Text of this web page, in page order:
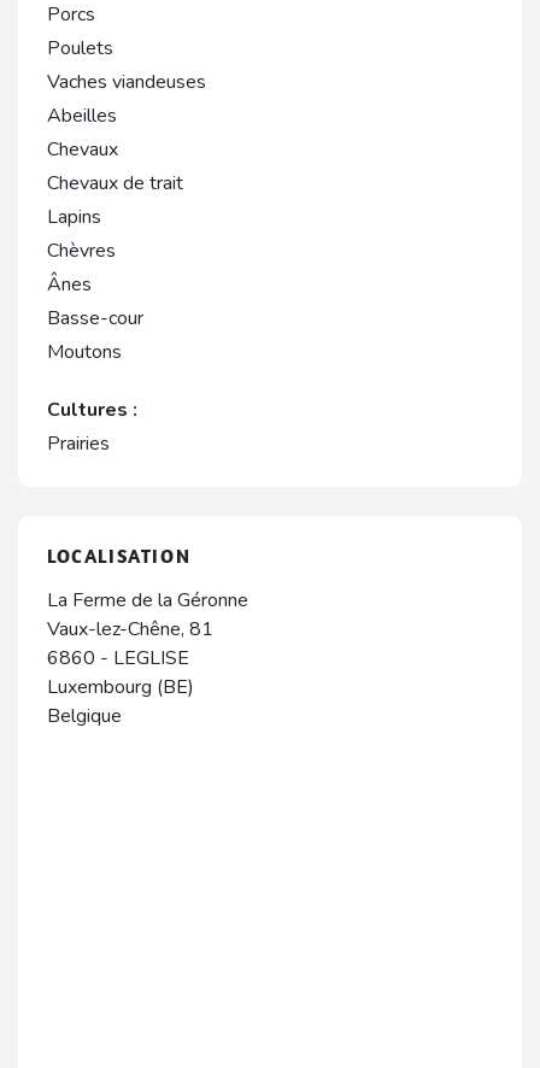
Porcs
Poulets
Vaches viandeuses
Abeilles
Chevaux
Chevaux de trait
Lapins
Chèvres
Ânes
Basse-cour
Moutons
Cultures :
Prairies
LOCALISATION
La Ferme de la Géronne
Vaux-lez-Chêne, 81
6860 - LEGLISE
Luxembourg (BE)
Belgique